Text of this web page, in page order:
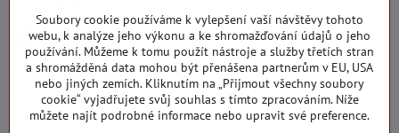
+421 919 060 751
Pondělí - Pátek : 09:00 - 15:00 hod.
info​@everlady​.eu
Non stop ( 24/7 )
Soubory cookie používáme k vylepšení vaší návštěvy tohoto
webu, k analýze jeho výkonu a ke shromažďování údajů o jeho
používání. Můžeme k tomu použít nástroje a služby třetích stran
a shromážděná data mohou být přenášena partnerům v EU, USA
nebo jiných zemích. Kliknutím na „Přijmout všechny soubory
cookie“ vyjadřujete svůj souhlas s tímto zpracováním. Níže
můžete najít podrobné informace nebo upravit své preference.